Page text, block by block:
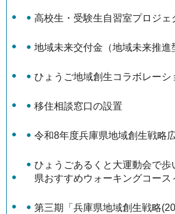
高校生・受験生自習室プロジェ
地域未来交付金（地域未来推進
ひょうご地域創生コラボレーシ
移住相談窓口の設置
令和8年度兵庫県地域創生戦略
ひょうごあるくと大運動会で歩
県おすすめウォーキングコース
第三期「兵庫県地域創生戦略